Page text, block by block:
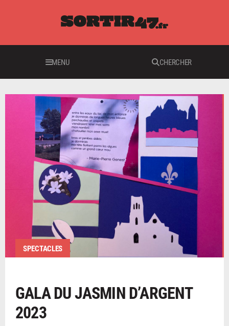
MENU CHERCHER
SPECTACLES
GALA DU JASMIN D’ARGENT
2023